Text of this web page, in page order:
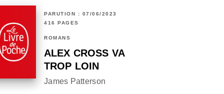
PARUTION : 07/06/2023
416 PAGES
ROMANS
ALEX CROSS VA
TROP LOIN
James Patterson